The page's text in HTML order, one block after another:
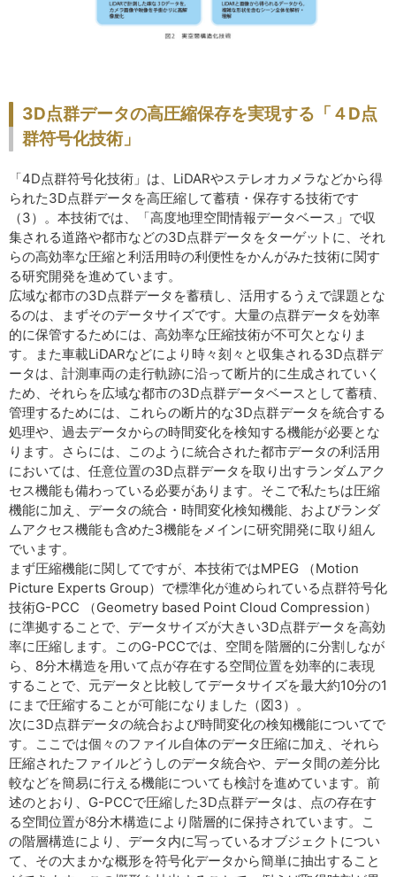
3D点群データの高圧縮保存を実現する「４D点
群符号化技術」
「4D点群符号化技術」は、LiDARやステレオカメラなどから得
られた3D点群データを高圧縮して蓄積・保存する技術です
（3）。本技術では、「高度地理空間情報データベース」で収
集される道路や都市などの3D点群データをターゲットに、それ
らの高効率な圧縮と利活用時の利便性をかんがみた技術に関す
る研究開発を進めています。
広域な都市の3D点群データを蓄積し、活用するうえで課題とな
るのは、まずそのデータサイズです。大量の点群データを効率
的に保管するためには、高効率な圧縮技術が不可欠となりま
す。また車載LiDARなどにより時々刻々と収集される3D点群デ
ータは、計測車両の走行軌跡に沿って断片的に生成されていく
ため、それらを広域な都市の3D点群データベースとして蓄積、
管理するためには、これらの断片的な3D点群データを統合する
処理や、過去データからの時間変化を検知する機能が必要とな
ります。さらには、このように統合された都市データの利活用
においては、任意位置の3D点群データを取り出すランダムアク
セス機能も備わっている必要があります。そこで私たちは圧縮
機能に加え、データの統合・時間変化検知機能、およびランダ
ムアクセス機能も含めた3機能をメインに研究開発に取り組ん
でいます。
まず圧縮機能に関してですが、本技術ではMPEG （Motion
Picture Ex­perts Group）で標準化が進められている点群符号化
技術G-PCC （Geometry based Point Cloud Com­pres­sion）
に準拠することで、データサイズが大きい3D点群データを高効
率に圧縮します。このG-PCCでは、空間を階層的に分割しなが
ら、8分木構造を用いて点が存在する空間位置を効率的に表現
することで、元データと比較してデータサイズを最大約10分の1
にまで圧縮することが可能になりました（図3）。
次に3D点群データの統合および時間変化の検知機能についてで
す。ここでは個々のファイル自体のデータ圧縮に加え、それら
圧縮されたファイルどうしのデータ統合や、データ間の差分比
較などを簡易に行える機能についても検討を進めています。前
述のとおり、G-PCCで圧縮した3D点群データは、点の存在す
る空間位置が8分木構造により階層的に保持されています。こ
の階層構造により、データ内に写っているオブジェクトについ
て、その大まかな概形を符号化データから簡単に抽出すること